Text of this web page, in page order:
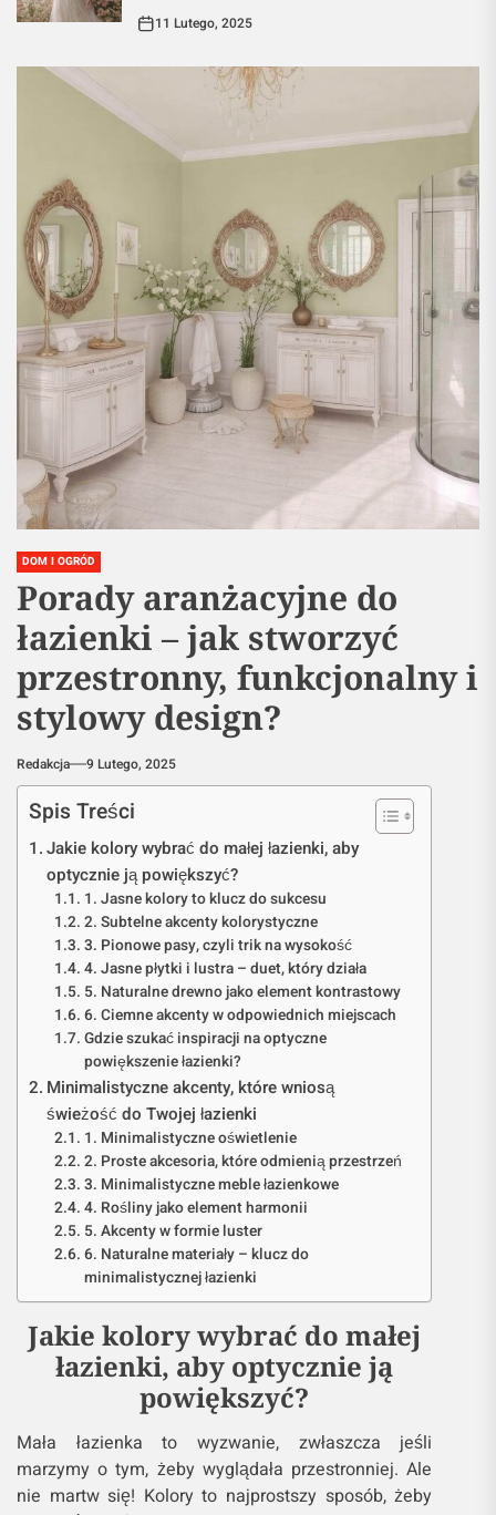
11 Lutego, 2025
DOM I OGRÓD
Porady aranżacyjne do
łazienki – jak stworzyć
przestronny, funkcjonalny i
stylowy design?
Redakcja 9 Lutego, 2025
Spis Treści
Jakie kolory wybrać do małej łazienki, aby
optycznie ją powiększyć?
1. Jasne kolory to klucz do sukcesu
2. Subtelne akcenty kolorystyczne
3. Pionowe pasy, czyli trik na wysokość
4. Jasne płytki i lustra – duet, który działa
5. Naturalne drewno jako element kontrastowy
6. Ciemne akcenty w odpowiednich miejscach
Gdzie szukać inspiracji na optyczne
powiększenie łazienki?
Minimalistyczne akcenty, które wniosą
świeżość do Twojej łazienki
1. Minimalistyczne oświetlenie
2. Proste akcesoria, które odmienią przestrzeń
3. Minimalistyczne meble łazienkowe
4. Rośliny jako element harmonii
5. Akcenty w formie luster
6. Naturalne materiały – klucz do
minimalistycznej łazienki
Jakie kolory wybrać do małej
łazienki, aby optycznie ją
powiększyć?
Mała łazienka to wyzwanie, zwłaszcza jeśli
marzymy o tym, żeby wyglądała przestronniej. Ale
nie martw się! Kolory to najprostszy sposób, żeby